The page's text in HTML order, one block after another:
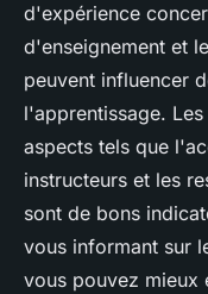
d'expérience
d'enseignement et
peuvent influencer
l'apprentissage.
aspects tels que
instructeurs et les
sont de bons
vous informant sur
vous pouvez mieux